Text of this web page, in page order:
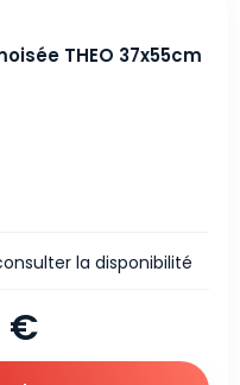
THEO 37x55cm
€
la disponibilité